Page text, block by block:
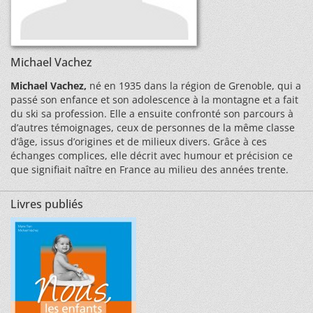
Michael Vachez
Michael Vachez, né en 1935 dans la région de Grenoble, qui a
passé son enfance et son adolescence à la montagne et a fait
du ski sa profession. Elle a ensuite confronté son parcours à
d’autres témoignages, ceux de personnes de la même classe
d’âge, issus d’origines et de milieux divers. Grâce à ces
échanges complices, elle décrit avec humour et précision ce
que signifiait naître en France au milieu des années trente.
Livres publiés